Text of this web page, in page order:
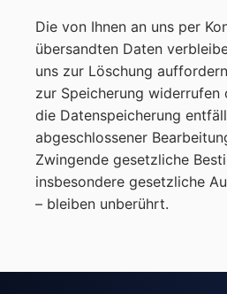
Die von Ihnen an uns per
übersandten Daten
uns zur Löschung
zur Speicherung
die Datenspeicherung
abgeschlossener
Zwingende gesetzliche
insbesondere gesetzliche
– bleiben unberührt.